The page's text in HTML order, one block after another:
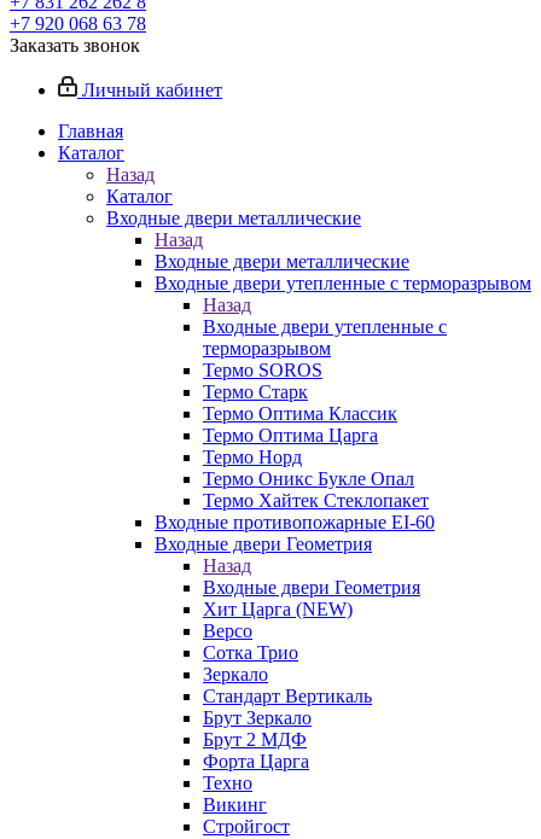
+7 920 068 63 78
Заказать звонок
Личный кабинет
Главная
Каталог
Назад
Каталог
Входные двери металлические
Назад
Входные двери металлические
Входные двери утепленные с терморазрывом
Назад
Входные двери утепленные с
терморазрывом
Термо SOROS
Термо Старк
Термо Оптима Классик
Термо Оптима Царга
Термо Норд
Термо Оникс Букле Опал
Термо Хайтек Стеклопакет
Входные противопожарные EI-60
Входные двери Геометрия
Назад
Входные двери Геометрия
Хит Царга (NEW)
Версо
Сотка Трио
Зеркало
Стандарт Вертикаль
Брут Зеркало
Брут 2 МДФ
Форта Царга
Техно
Викинг
Стройгост